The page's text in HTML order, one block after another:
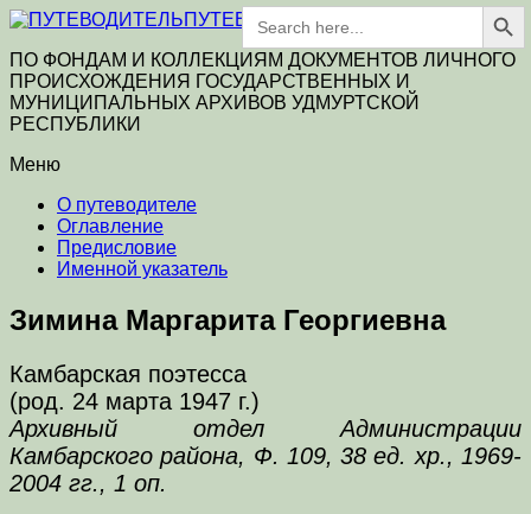
Search
for:
Search Button
ПУТЕВОДИТЕЛЬ
ПО ФОНДАМ И КОЛЛЕКЦИЯМ ДОКУМЕНТОВ ЛИЧНОГО
ПРОИСХОЖДЕНИЯ ГОСУДАРСТВЕННЫХ И
МУНИЦИПАЛЬНЫХ АРХИВОВ УДМУРТСКОЙ
РЕСПУБЛИКИ
Меню
О путеводителе
Оглавление
Предисловие
Именной указатель
Зимина Маргарита Георгиевна
Камбарская поэтесса
(род. 24 марта 1947 г.)
Архивный отдел Администрации
Камбарского района, Ф. 109, 38 ед. хр., 1969-
2004 гг., 1 оп.